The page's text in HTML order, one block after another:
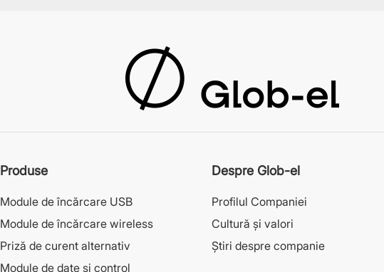
Produse
Module de încărcare USB
Module de încărcare wireless
Priză de curent alternativ
Module de date și control
Despre Glob-el
Profilul Companiei
Cultură și valori
Știri despre companie